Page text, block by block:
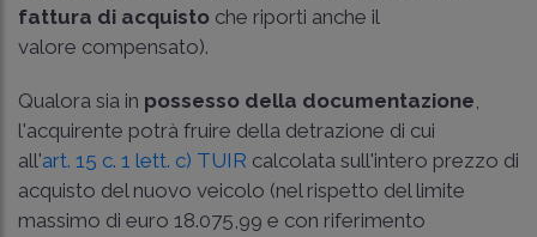
fattura di acquisto che riporti anche il
valore compensato).
Qualora sia in possesso della documentazione,
l'acquirente potrà fruire della detrazione di cui
all'art. 15 c. 1 lett. c) TUIR calcolata sull'intero prezzo di
acquisto del nuovo veicolo (nel rispetto del limite
massimo di euro 18.075,99 e con riferimento